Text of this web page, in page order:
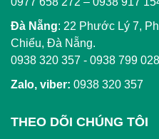
Đà Nẵng: 22 Phước Lý 7,
Chiểu, Đà Nẵng.
0938 320 357 - 0938 799 028
Zalo, viber: 0938 320 357
THEO DÕI CHÚNG TÔI